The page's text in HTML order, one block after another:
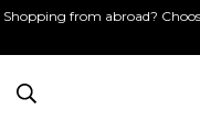
Shopping from abroad?